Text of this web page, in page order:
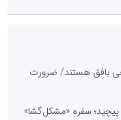
بافق هستند/ ضرورت
سفره «مشکل‌گشا»